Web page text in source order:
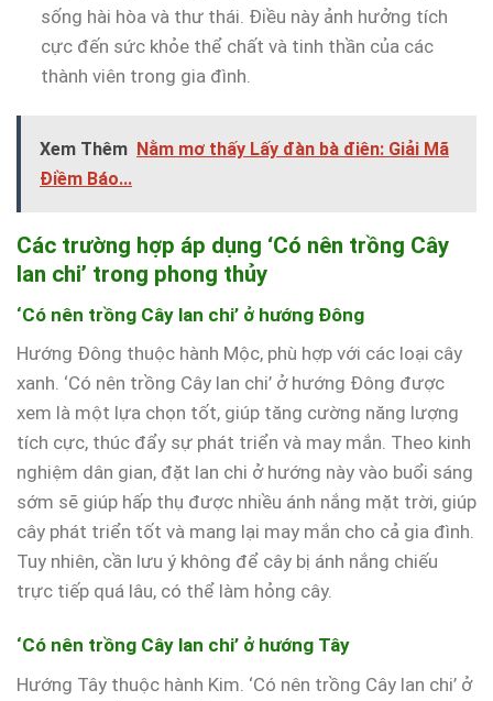
sống hài hòa và thư thái. Điều này ảnh hưởng tích
cực đến sức khỏe thể chất và tinh thần của các
thành viên trong gia đình.
Xem Thêm Nằm mơ thấy Lấy đàn bà điên: Giải Mã
Điềm Báo...
Các trường hợp áp dụng ‘Có nên trồng Cây
lan chi’ trong phong thủy
‘Có nên trồng Cây lan chi’ ở hướng Đông
Hướng Đông thuộc hành Mộc, phù hợp với các loại cây
xanh. ‘Có nên trồng Cây lan chi’ ở hướng Đông được
xem là một lựa chọn tốt, giúp tăng cường năng lượng
tích cực, thúc đẩy sự phát triển và may mắn. Theo kinh
nghiệm dân gian, đặt lan chi ở hướng này vào buổi sáng
sớm sẽ giúp hấp thụ được nhiều ánh nắng mặt trời, giúp
cây phát triển tốt và mang lại may mắn cho cả gia đình.
Tuy nhiên, cần lưu ý không để cây bị ánh nắng chiếu
trực tiếp quá lâu, có thể làm hỏng cây.
‘Có nên trồng Cây lan chi’ ở hướng Tây
Hướng Tây thuộc hành Kim. ‘Có nên trồng Cây lan chi’ ở